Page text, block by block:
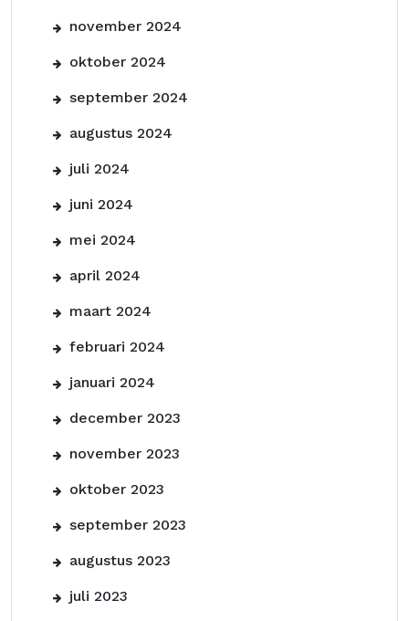
november 2024
oktober 2024
september 2024
augustus 2024
juli 2024
juni 2024
mei 2024
april 2024
maart 2024
februari 2024
januari 2024
december 2023
november 2023
oktober 2023
september 2023
augustus 2023
juli 2023